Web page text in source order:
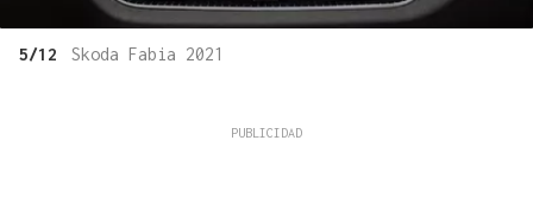
5/12 Skoda Fabia 2021